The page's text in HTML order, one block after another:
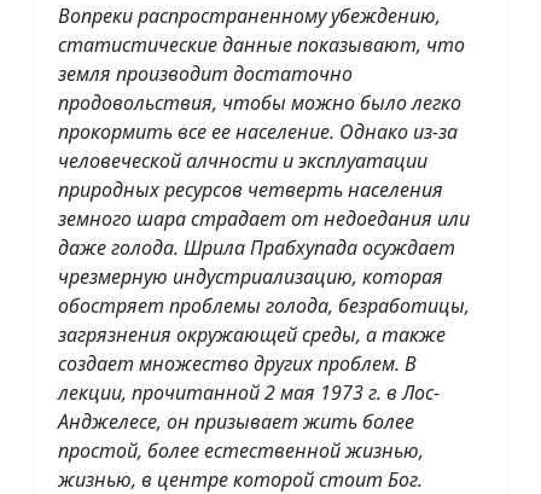
Вопреки распространенному убеждению,
статистические данные показывают, что
земля производит достаточно
продовольствия, чтобы можно было легко
прокормить все ее население. Однако из-за
человеческой алчности и эксплуатации
природных ресурсов четверть населения
земного шара страдает от недоедания или
даже голода. Шрила Прабхупада осуждает
чрезмерную индустриализацию, которая
обостряет проблемы голода, безработицы,
загрязнения окружающей среды, а также
создает множество других проблем. В
лекции, прочитанной 2 мая 1973 г. в Лос-
Анджелесе, он призывает жить более
простой, более естественной жизнью,
жизнью, в центре которой стоит Бог.